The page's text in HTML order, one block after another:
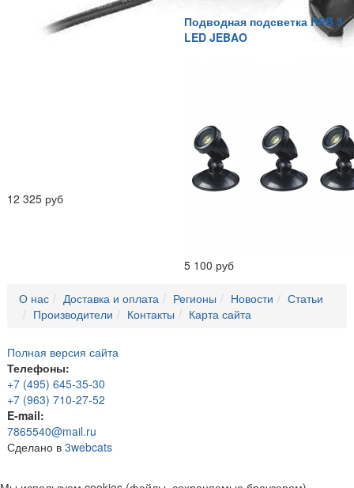
12 325 руб
Подводная подсветка HPB 3
LED JEBAO
5 100 руб
О нас Доставка и оплата Регионы Новости
Статьи
Производители
Контакты Карта сайта
Полная версия сайта
Телефоны:
+7 (495) 645-35-30
+7 (963) 710-27-52
E-mail:
7865540@mail.ru
Сделано в 3webcats